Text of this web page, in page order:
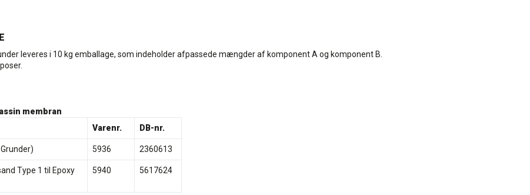
leveres i 10 kg emballage, som indeholder afpassede mængder af komponent A og komponent B.
membran
Varenr. DB-nr.
5936 2360613
Type 1 til Epoxy
5940 5617624